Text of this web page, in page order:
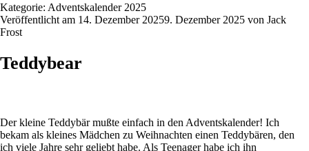
Kategorie: Adventskalender 2025
Veröffentlicht am 14. Dezember 20259. Dezember 2025 von Jack
Frost
Teddybear
Der kleine Teddybär mußte einfach in den Adventskalender! Ich
bekam als kleines Mädchen zu Weihnachten einen Teddybären, den
ich viele Jahre sehr geliebt habe. Als Teenager habe ich ihn